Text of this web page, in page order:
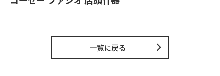
一覧に戻る